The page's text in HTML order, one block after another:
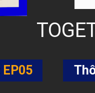
EP05